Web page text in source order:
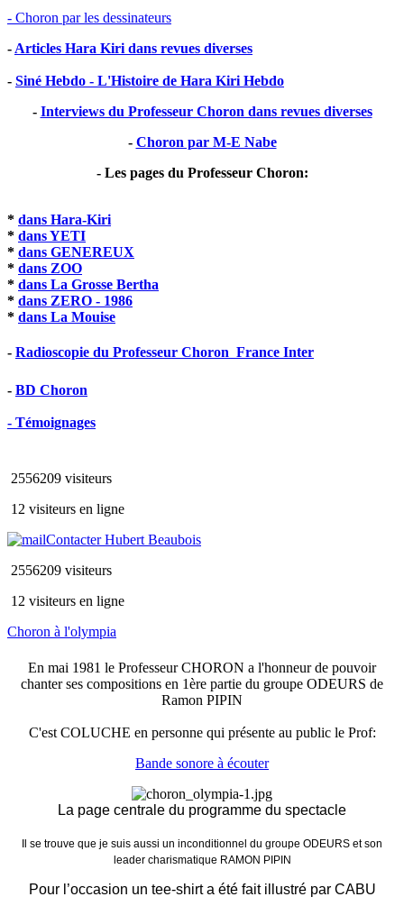
- Choron par les dessinateurs
- Articles Hara Kiri dans revues diverses
- Siné Hebdo - L'Histoire de Hara Kiri Hebdo
- Interviews du Professeur Choron dans revues diverses
- Choron par M-E Nabe
- Les pages du Professeur Choron:
* dans Hara-Kiri
* dans YETI
* dans GENEREUX
* dans ZOO
* dans La Grosse Bertha
* dans ZERO - 1986
* dans La Mouise
- Radioscopie du Professeur Choron  France Inter
- BD Choron
- Témoignages
2556209 visiteurs
12 visiteurs en ligne
Contacter Hubert Beaubois
2556209 visiteurs
12 visiteurs en ligne
Choron à l'olympia
En mai 1981 le Professeur CHORON a l'honneur de pouvoir
chanter ses compositions en 1ère partie du groupe ODEURS de
Ramon PIPIN
C'est COLUCHE en personne qui présente au public le Prof:
Bande sonore à écouter
La page centrale du programme du spectacle
Il se trouve que je suis aussi un inconditionnel du groupe ODEURS et son
leader charismatique RAMON PIPIN
Pour l’occasion un tee-shirt a été fait illustré par CABU